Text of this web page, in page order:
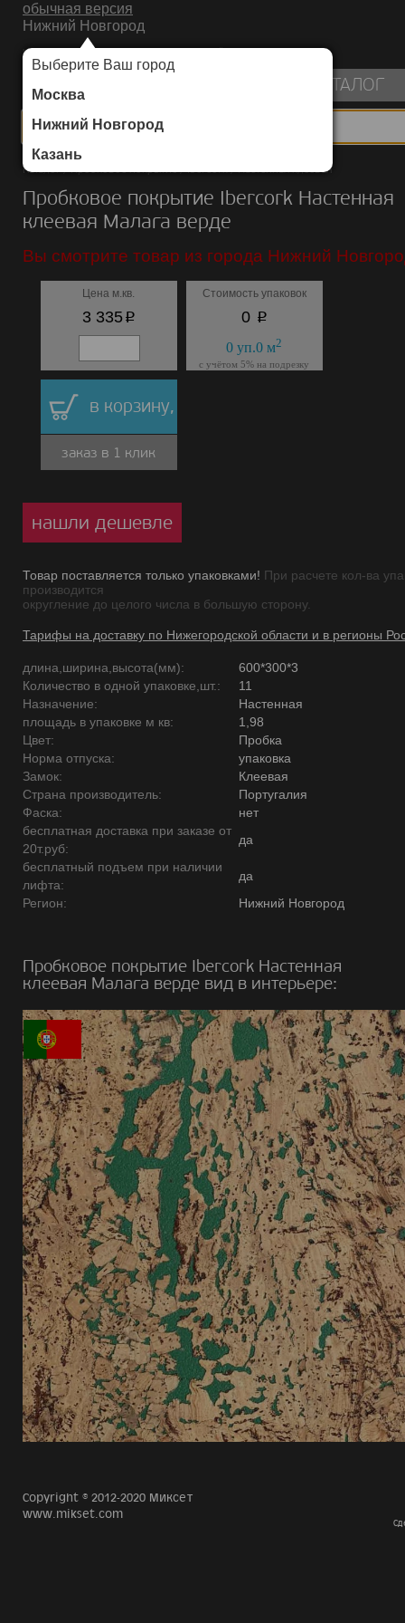
обычная версия
Нижний Новгород
Выберите Ваш город
Москва
Нижний Новгород
Казань
ИНТЕРНЕТ-МАГАЗИН НАПОЛЬНЫХ ПОКРЫТИЙ
КАТАЛОГ
Каталог/Пробковое покрытие/Ibercork/Настенная клеевая
Пробковое покрытие Ibercork Настенная
клеевая Малага верде
Вы смотрите товар из города Нижний
Цена м.кв.
3 335p
Стоимость упаковок
0 p
0 уп.0 м2
с учётом 5% на подрезку
в корзину,
заказ в 1 клик
нашли дешевле
Товар поставляется только упаковками! При расчете кол-ва
производится
округление до целого числа в большую сторону.
Тарифы на доставку по Нижегородской области и в регионы
длина,ширина,высота(мм):
600*300*3
Количество в одной упаковке,шт.:
11
Назначение:
Настенная
площадь в упаковке м кв:
1,98
Цвет:
Пробка
Норма отпуска:
упаковка
Замок:
Клеевая
Страна производитель:
Португалия
Фаска:
нет
бесплатная доставка при заказе от
20т.руб:
да
бесплатный подъем при наличии
лифта:
да
Регион:
Нижний Новгород
Пробковое покрытие Ibercork Настенная
клеевая Малага верде вид в интерьере:
Copyright © 2012-2020 Миксет
www.mikset.com